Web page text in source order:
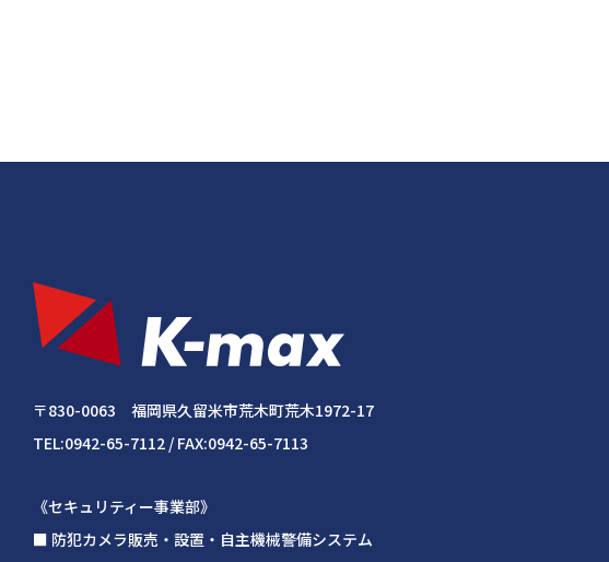
〒830-0063 福岡県久留米市荒木町荒木1972-17
TEL:0942-65-7112 / FAX:0942-65-7113
《セキュリティー事業部》
■ 防犯カメラ販売・設置・自主機械警備システム